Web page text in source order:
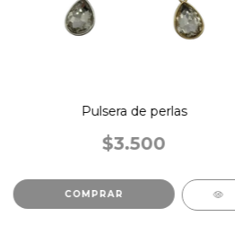
Pulsera de perlas
$3.500
COMPRAR